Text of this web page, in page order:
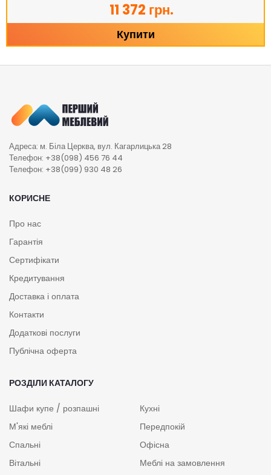
11 372 грн.
Купити
Адреса: м. Біла Церква, вул. Кагарлицька 28
Телефон: +38(098) 456 76 44
Телефон: +38(099) 930 48 26
КОРИСНЕ
Про нас
Гарантія
Сертифікати
Кредитування
Доставка і оплата
Контакти
Додаткові послуги
Публічна оферта
РОЗДІЛИ КАТАЛОГУ
Шафи купе / розпашні
М'які меблі
Спальні
Вітальні
Кухні
Передпокій
Офісна
Меблі на замовлення